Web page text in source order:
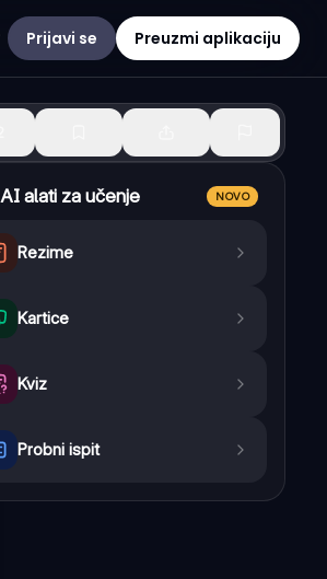
Prijavi se Preuzmi aplikaciju
AI alati za učenje NOVO
Rezime
Kartice
Kviz
Probni ispit